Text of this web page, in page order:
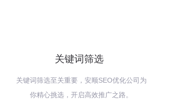
关键词筛选
关键词筛选至关重要，安顺SEO优化公司为
你精心挑选，开启高效推广之路。